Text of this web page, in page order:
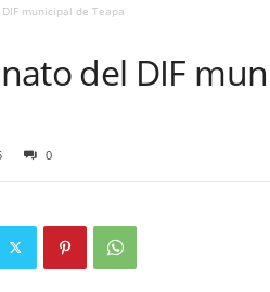
municipal de Teapa
del DIF
0